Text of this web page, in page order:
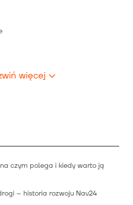
więcej
czym polega i kiedy warto ją
– historia rozwoju Nav24